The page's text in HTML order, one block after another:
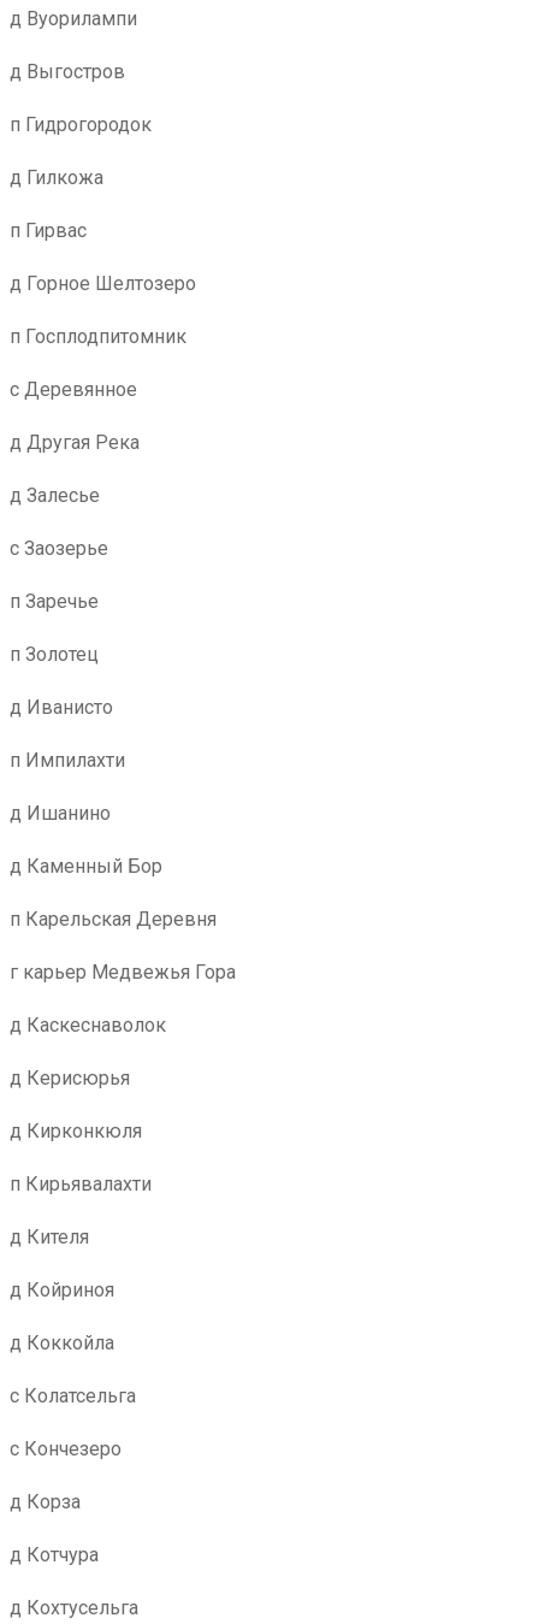
д Вуорилампи
д Выгостров
п Гидрогородок
д Гилкожа
п Гирвас
д Горное Шелтозеро
п Госплодпитомник
с Деревянное
д Другая Река
д Залесье
с Заозерье
п Заречье
п Золотец
д Иванисто
п Импилахти
д Ишанино
д Каменный Бор
п Карельская Деревня
г карьер Медвежья Гора
д Каскеснаволок
д Керисюрья
д Кирконкюля
п Кирьявалахти
д Кителя
д Койриноя
д Коккойла
с Колатсельга
с Кончезеро
д Корза
д Котчура
д Кохтусельга